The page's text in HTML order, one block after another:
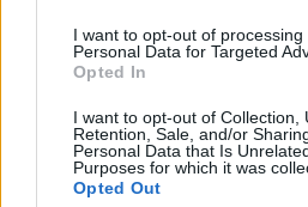
I want to opt-out of processing
Personal Data for Targeted
Opted In
I want to opt-out of Collection,
Retention, Sale, and/or
Personal Data that Is
Purposes for which it was
Opted Out